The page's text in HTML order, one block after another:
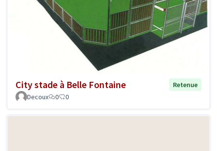
City stade à Belle Fontaine
Retenue
Decoux
0 0